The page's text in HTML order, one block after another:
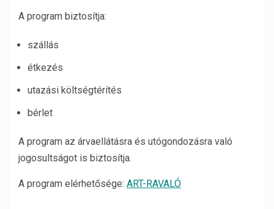
A program biztosítja:
szállás
étkezés
utazási költségtérítés
bérlet
A program az árvaellátásra és utógondozásra való
jogosultságot is biztosítja.
A program elérhetősége: ART-RAVALÓ